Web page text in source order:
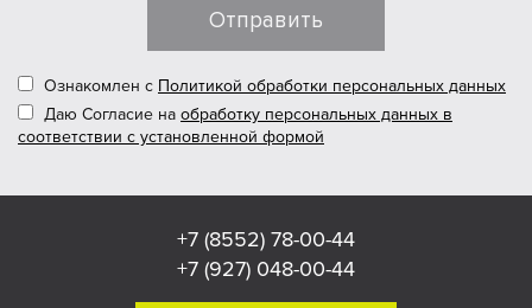
Отправить
Ознакомлен с Политикой обработки персональных данных
Даю Согласие на обработку персональных данных в
соответствии с установленной формой
+7 (8552) 78-00-44
+7 (927) 048-00-44